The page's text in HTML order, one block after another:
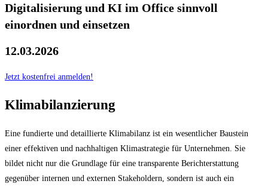
Digitalisierung und KI im Office sinnvoll
einordnen und einsetzen
12.03.2026
Jetzt kostenfrei anmelden!
Klimabilanzierung
Eine fundierte und detaillierte Klimabilanz ist ein wesentlicher Baustein
einer effektiven und nachhaltigen Klimastrategie für Unternehmen. Sie
bildet nicht nur die Grundlage für eine transparente Berichterstattung
gegenüber internen und externen Stakeholdern, sondern ist auch ein